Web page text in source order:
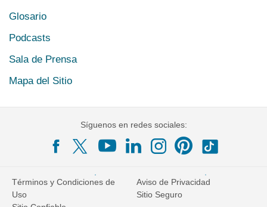
Glosario
Podcasts
Sala de Prensa
Mapa del Sitio
Síguenos en redes sociales:
Términos y Condiciones de
Uso
Aviso de Privacidad
Sitio Seguro